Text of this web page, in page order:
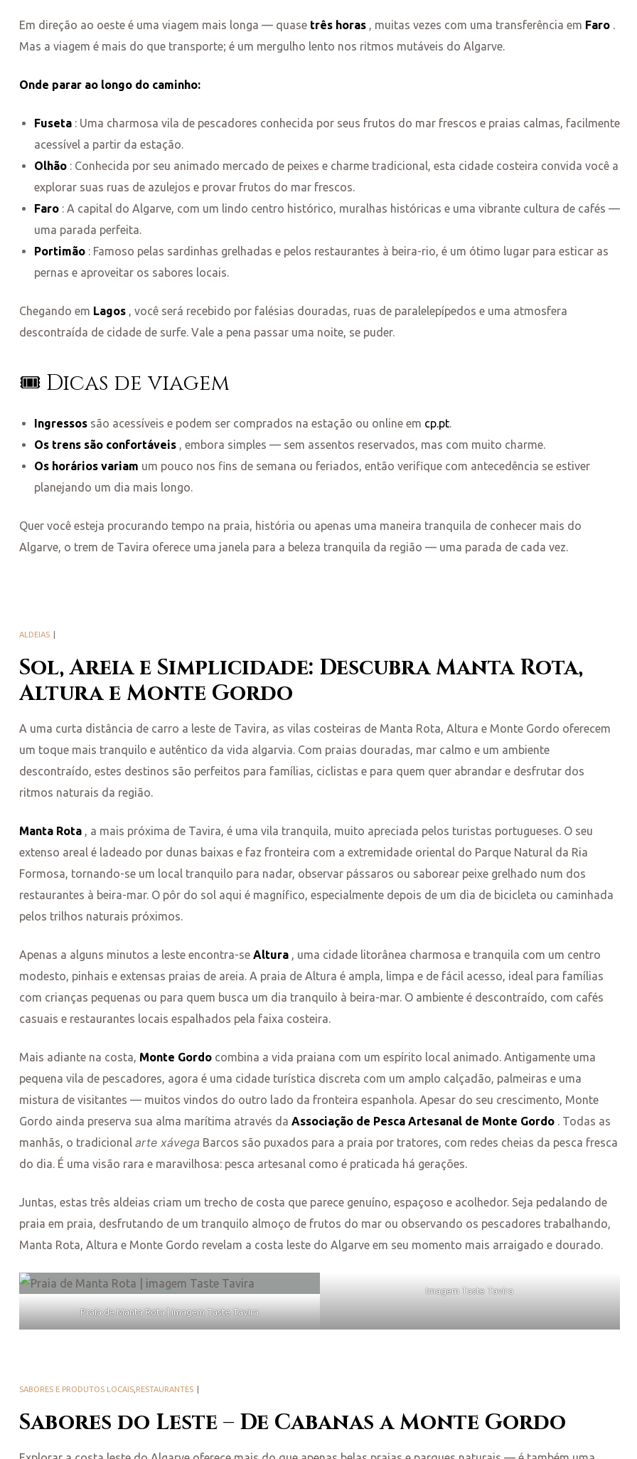
Em direção ao oeste é uma viagem mais longa — quase três horas , muitas vezes com uma transferência em Faro .
Mas a viagem é mais do que transporte; é um mergulho lento nos ritmos mutáveis do Algarve.
Onde parar ao longo do caminho:
Fuseta: Uma charmosa vila de pescadores conhecida por seus frutos do mar frescos e praias calmas, facilmente
acessível a partir da estação.
Olhão: Conhecida por seu animado mercado de peixes e charme tradicional, esta cidade costeira convida você a
explorar suas ruas de azulejos e provar frutos do mar frescos.
Faro: A capital do Algarve, com um lindo centro histórico, muralhas históricas e uma vibrante cultura de cafés —
uma parada perfeita.
Portimão: Famoso pelas sardinhas grelhadas e pelos restaurantes à beira-rio, é um ótimo lugar para esticar as
pernas e aproveitar os sabores locais.
Chegando em Lagos , você será recebido por falésias douradas, ruas de paralelepípedos e uma atmosfera
descontraída de cidade de surfe. Vale a pena passar uma noite, se puder.
🎟️ Dicas de viagem
Ingressossão acessíveis e podem ser comprados na estação ou online em cp.pt.
Os trens são confortáveis, embora simples — sem assentos reservados, mas com muito charme.
Os horários variam um pouco nos fins de semana ou feriados, então verifique com antecedência se estiver
planejando um dia mais longo.
Quer você esteja procurando tempo na praia, história ou apenas uma maneira tranquila de conhecer mais do
Algarve, o trem de Tavira oferece uma janela para a beleza tranquila da região — uma parada de cada vez.
Sol, Areia e Simplicidade: Descubra Manta Rota,
Altura e Monte Gordo
ALDEIAS
A uma curta distância de carro a leste de Tavira, as vilas costeiras de Manta Rota, Altura e Monte Gordo oferecem
um toque mais tranquilo e autêntico da vida algarvia. Com praias douradas, mar calmo e um ambiente
descontraído, estes destinos são perfeitos para famílias, ciclistas e para quem quer abrandar e desfrutar dos
ritmos naturais da região.
Manta Rota , a mais próxima de Tavira, é uma vila tranquila, muito apreciada pelos turistas portugueses. O seu
extenso areal é ladeado por dunas baixas e faz fronteira com a extremidade oriental do Parque Natural da Ria
Formosa, tornando-se um local tranquilo para nadar, observar pássaros ou saborear peixe grelhado num dos
restaurantes à beira-mar. O pôr do sol aqui é magnífico, especialmente depois de um dia de bicicleta ou caminhada
pelos trilhos naturais próximos.
Apenas a alguns minutos a leste encontra-se Altura , uma cidade litorânea charmosa e tranquila com um centro
modesto, pinhais e extensas praias de areia. A praia de Altura é ampla, limpa e de fácil acesso, ideal para famílias
com crianças pequenas ou para quem busca um dia tranquilo à beira-mar. O ambiente é descontraído, com cafés
casuais e restaurantes locais espalhados pela faixa costeira.
Mais adiante na costa, Monte Gordo combina a vida praiana com um espírito local animado. Antigamente uma
pequena vila de pescadores, agora é uma cidade turística discreta com um amplo calçadão, palmeiras e uma
mistura de visitantes — muitos vindos do outro lado da fronteira espanhola. Apesar do seu crescimento, Monte
Gordo ainda preserva sua alma marítima através da Associação de Pesca Artesanal de Monte Gordo . Todas as
manhãs, o tradicional arte xávega Barcos são puxados para a praia por tratores, com redes cheias da pesca fresca
do dia. É uma visão rara e maravilhosa: pesca artesanal como é praticada há gerações.
Juntas, estas três aldeias criam um trecho de costa que parece genuíno, espaçoso e acolhedor. Seja pedalando de
praia em praia, desfrutando de um tranquilo almoço de frutos do mar ou observando os pescadores trabalhando,
Manta Rota, Altura e Monte Gordo revelam a costa leste do Algarve em seu momento mais arraigado e dourado.
Praia de Manta Rota | imagem Taste Tavira
Imagem Taste Tavira
Sabores do Leste – De Cabanas a Monte Gordo
SABORES E PRODUTOS LOCAIS RESTAURANTES